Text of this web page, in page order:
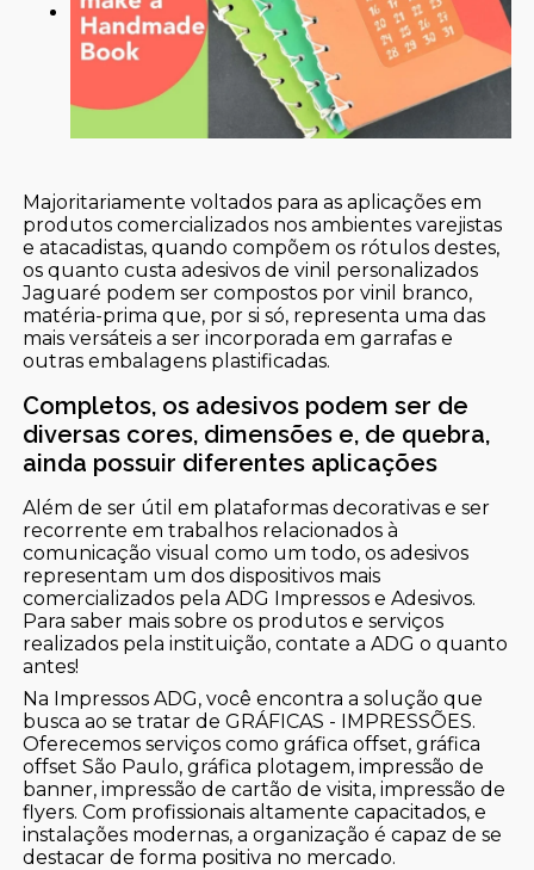
Majoritariamente voltados para as aplicações em
produtos comercializados nos ambientes varejistas
e atacadistas, quando compõem os rótulos destes,
os quanto custa adesivos de vinil personalizados
Jaguaré podem ser compostos por vinil branco,
matéria-prima que, por si só, representa uma das
mais versáteis a ser incorporada em garrafas e
outras embalagens plastificadas.
Completos, os adesivos podem ser de
diversas cores, dimensões e, de quebra,
ainda possuir diferentes aplicações
Além de ser útil em plataformas decorativas e ser
recorrente em trabalhos relacionados à
comunicação visual como um todo, os adesivos
representam um dos dispositivos mais
comercializados pela ADG Impressos e Adesivos.
Para saber mais sobre os produtos e serviços
realizados pela instituição, contate a ADG o quanto
antes!
Na Impressos ADG, você encontra a solução que
busca ao se tratar de GRÁFICAS - IMPRESSÕES.
Oferecemos serviços como gráfica offset, gráfica
offset São Paulo, gráfica plotagem, impressão de
banner, impressão de cartão de visita, impressão de
flyers. Com profissionais altamente capacitados, e
instalações modernas, a organização é capaz de se
destacar de forma positiva no mercado.